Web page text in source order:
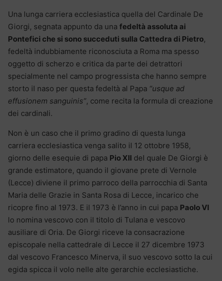
Una lunga carriera ecclesiastica quella del Cardinale De
Giorgi, segnata appunto da una fedeltà assoluta ai
Pontefici che si sono succeduti sulla Cattedra di Pietro,
fedeltà indubbiamente riconosciuta a Roma ma spesso
oggetto di scherzo e critica da parte dei detrattori
specialmente nel campo progressista che hanno sempre
storto il naso per questa fedeltà al Papa “usque ad
effusionem sanguinis”, come recita la formula di creazione
dei cardinali.
Non è un caso che il primo gradino di questa lunga
carriera ecclesiastica venga salito il 12 ottobre 1958,
giorno delle esequie di papa Pio XII del quale De Giorgi è
grande estimatore, quando il giovane prete di Vernole
(Lecce) diviene il primo parroco della parrocchia di Santa
Maria delle Grazie in Santa Rosa di Lecce, incarico che
ricopre fino al 1973. E il 1973 è l’anno in cui papa Paolo VI
lo nomina vescovo con il titolo di Tulana e vescovo
ausiliare di Oria. De Giorgi riceve la consacrazione
episcopale nella cattedrale di Lecce il 27 dicembre 1973
dal vescovo Francesco Minerva, il suo vescovo sotto la cui
egida spicca il volo nelle alte gerarchie ecclesiastiche.